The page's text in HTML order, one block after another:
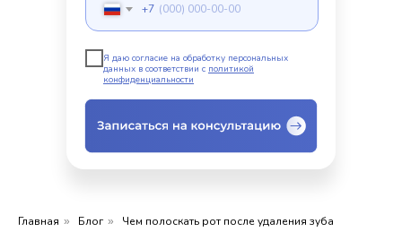
+7
Я даю согласие на обработку персональных
данных в соответствии с политикой
конфиденциальности
Главная » Блог » Чем полоскать рот после удаления зуба